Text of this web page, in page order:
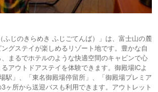
ふじのきらめき ふじごてんば）」は、富士山の麓
グステイが楽しめるリゾート地です。豊かな自
まるでホテルのような快適空間のキャビンで心
アウトドアステイを体験できます。御殿場ICよ
駅」、「東名御殿場停留所」、「御殿場プレミア
ヶ所から送迎バスも利用できます。アウトレット